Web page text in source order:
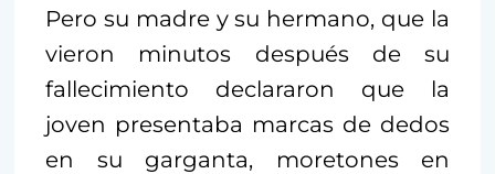
Pero su madre y su hermano, que la
vieron minutos después de su
fallecimiento declararon que la
joven presentaba marcas de dedos
en su garganta, moretones en